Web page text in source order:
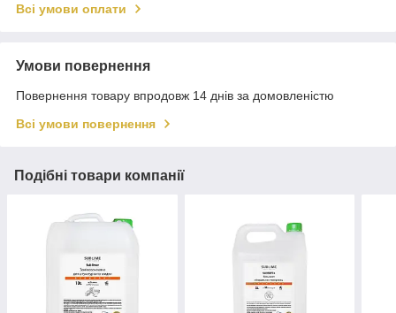
Всі умови оплати
Умови повернення
Повернення товару впродовж 14 днів за домовленістю
Всі умови повернення
Подібні товари компанії